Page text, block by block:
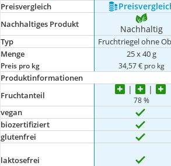
Preis­vergleich
Nachhaltiges Produkt Nachhaltig
Typ Fruchtriegel ohne
Menge
Preis pro kg
25 x 40 g
34,57 € pro kg
Produktinformationen
Fruchtanteil
78 %
vegan
biozertifiziert
glutenfrei
laktosefrei